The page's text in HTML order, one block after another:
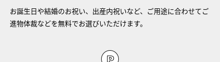
お誕生日や結婚のお祝い、出産内祝いなど、ご用途に合わせてご
進物体裁などを無料でお選びいただけます。